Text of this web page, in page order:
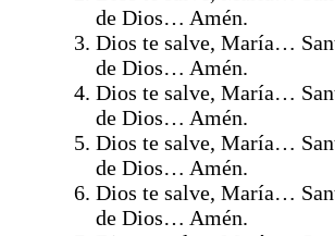
de Dios… Amén.
Dios te salve, María…
de Dios… Amén.
Dios te salve, María…
de Dios… Amén.
Dios te salve, María…
de Dios… Amén.
Dios te salve, María…
de Dios… Amén.